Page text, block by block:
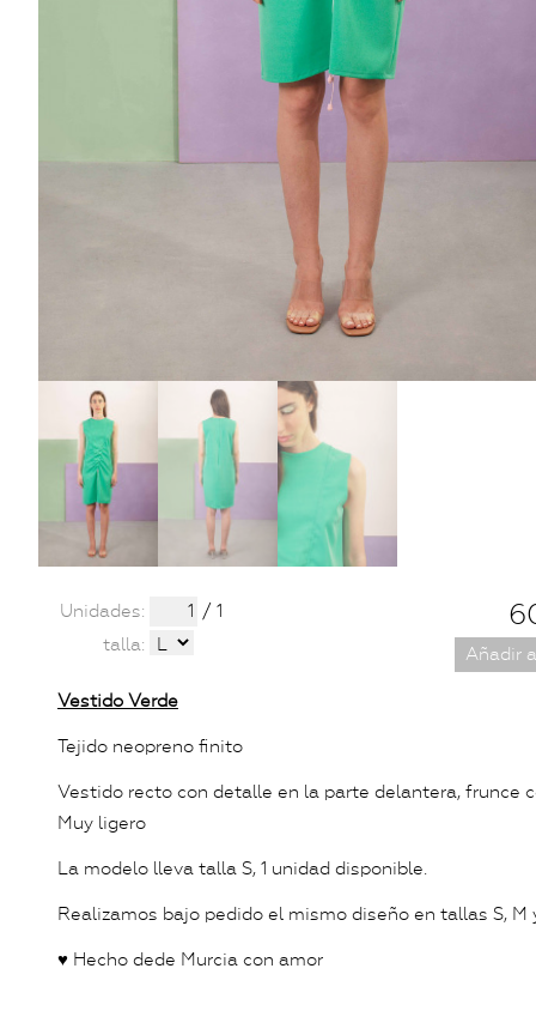
Unidades:
/ 1
talla:
Añadir
Vestido Verde
Tejido neopreno finito
Vestido recto con detalle en la parte delantera, frunce
Muy ligero
La modelo lleva talla S, 1 unidad disponible.
Realizamos bajo pedido el mismo diseño en tallas S, M
♥ Hecho dede Murcia con amor